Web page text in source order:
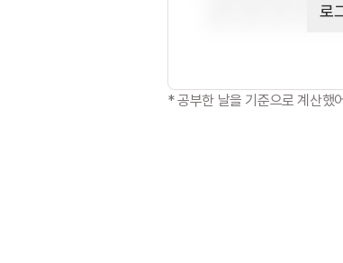
로
* 공부한 날을 기준으로 계산했